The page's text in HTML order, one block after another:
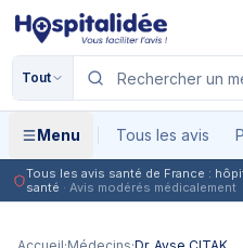
Aller au contenu principal
Tout
Menu Tous les avis
Tous les avis santé de France :
santé · Avis modérés médicalement